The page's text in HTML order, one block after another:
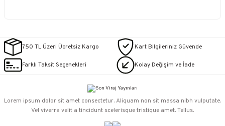
750 TL Üzeri Ücretsiz Kargo Kart Bilgileriniz Güvende
Farklı Taksit Seçenekleri Kolay Değişim ve İade
Lorem ipsum dolor sit amet consectetur. Aliquam non sit massa nibh vulputate.
Vel viverra velit a tincidunt scelerisque tristique amet. Tellus.